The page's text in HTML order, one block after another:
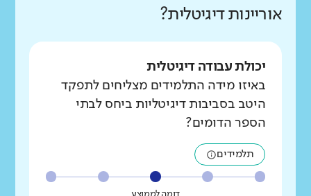
אוריינות דיגיטלית?
יכולת עבודה דיגיטלית
באיזו מידה התלמידים מצליחים לתפקד
היטב בסביבות דיגיטליות ביחס לבתי
הספר הדומים?
תלמידים
דומה לממוצע